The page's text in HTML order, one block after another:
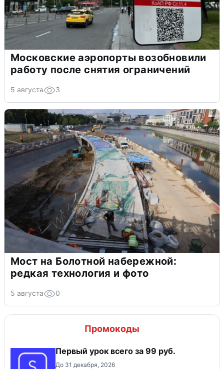
Московские аэропорты возобновили
работу после снятия ограничений
5 августа 3
Мост на Болотной набережной:
редкая технология и фото
5 августа 0
Промокоды
Первый урок всего за 99 руб.
До 31 декабря, 2026